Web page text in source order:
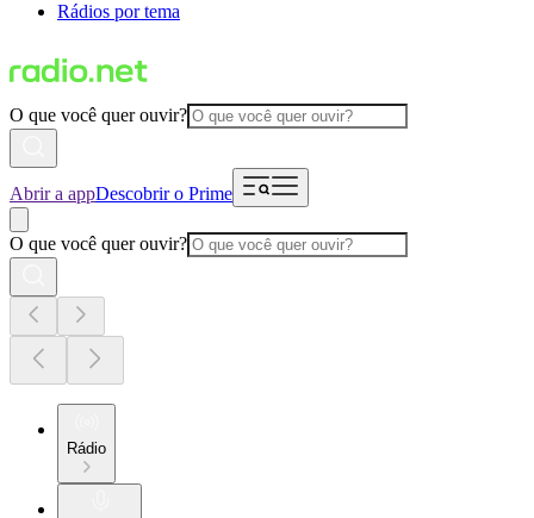
Rádios por tema
O que você quer ouvir?
Abrir a appDescobrir o Prime
O que você quer ouvir?
Rádio